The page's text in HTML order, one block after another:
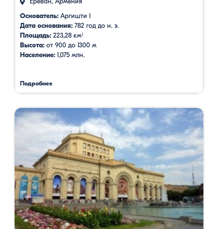
Основатель: Аргишти I
Дата основания: 782 год до н. э.
Площадь: 223,28 км²
Высота: от 900 до 1300 м
Население: 1,075 млн.
Подробнее